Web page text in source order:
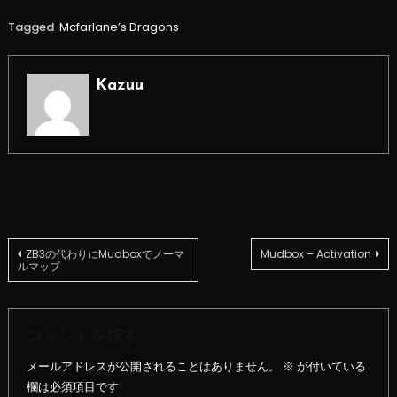
Tagged Mcfarlane’s Dragons
Kazuu
投
ビ
ZB3の代わりにMudboxでノーマ
ルマップ
Mudbox – Activation
メールアドレスが公開されることはありません。
※ が付いている
欄は必須項目です